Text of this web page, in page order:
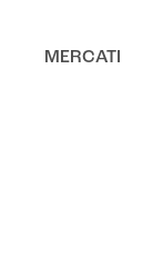
MERCATI